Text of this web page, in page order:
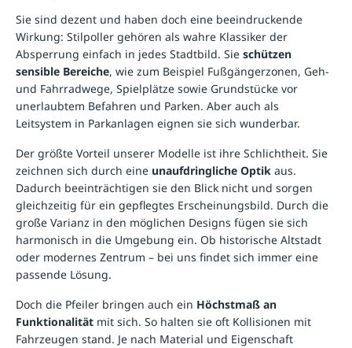
Sie sind dezent und haben doch eine beeindruckende
Wirkung: Stilpoller gehören als wahre Klassiker der
Absperrung einfach in jedes Stadtbild. Sie schützen
sensible Bereiche, wie zum Beispiel Fußgängerzonen, Geh-
und Fahrradwege, Spielplätze sowie Grundstücke vor
unerlaubtem Befahren und Parken. Aber auch als
Leitsystem in Parkanlagen eignen sie sich wunderbar.
Der größte Vorteil unserer Modelle ist ihre Schlichtheit. Sie
zeichnen sich durch eine unaufdringliche Optik aus.
Dadurch beeinträchtigen sie den Blick nicht und sorgen
gleichzeitig für ein gepflegtes Erscheinungsbild. Durch die
große Varianz in den möglichen Designs fügen sie sich
harmonisch in die Umgebung ein. Ob historische Altstadt
oder modernes Zentrum – bei uns findet sich immer eine
passende Lösung.
Doch die Pfeiler bringen auch ein Höchstmaß an
Funktionalität mit sich. So halten sie oft Kollisionen mit
Fahrzeugen stand. Je nach Material und Eigenschaft